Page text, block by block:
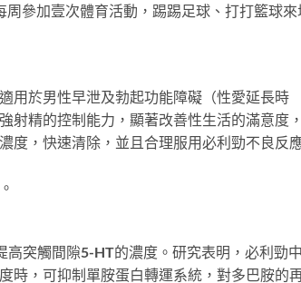
參加壹次體育活動，踢踢足球、打打籃球來
用於男性早泄及勃起功能障礙（性愛延長時
射精的控制能力，顯著改善性生活的滿意度
度，快速清除，並且合理服用必利勁不良反
突觸間隙5-HT的濃度。研究表明，必利勁
時，可抑制單胺蛋白轉運系統，對多巴胺的